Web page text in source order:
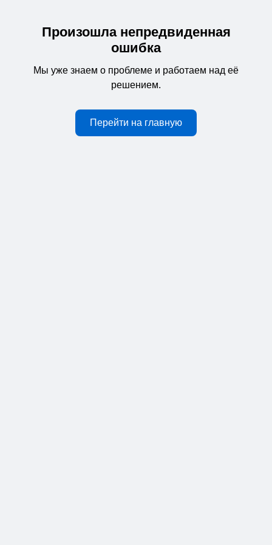
Произошла непредвиденная
ошибка
Мы уже знаем о проблеме и работаем над её
решением.
Перейти на главную